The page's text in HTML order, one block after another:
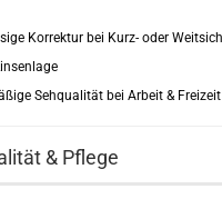
Korrektur bei Kurz- oder
Sehqualität bei Arbeit & Freizeit
& Pflege